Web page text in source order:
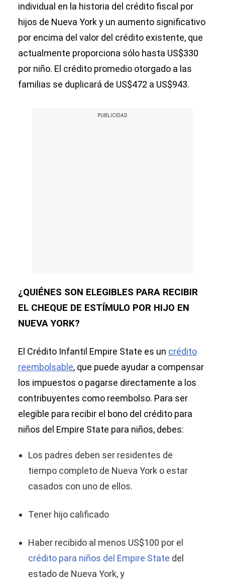
individual en la historia del crédito fiscal por
hijos de Nueva York y un aumento significativo
por encima del valor del crédito existente, que
actualmente proporciona sólo hasta US$330
por niño. El crédito promedio otorgado a las
familias se duplicará de US$472 a US$943.
¿QUIÉNES SON ELEGIBLES PARA RECIBIR
EL CHEQUE DE ESTÍMULO POR HIJO EN
NUEVA YORK?
El Crédito Infantil Empire State es un crédito
reembolsable, que puede ayudar a compensar
los impuestos o pagarse directamente a los
contribuyentes como reembolso. Para ser
elegible para recibir el bono del crédito para
niños del Empire State para niños, debes:
Los padres deben ser residentes de
tiempo completo de Nueva York o estar
casados con uno de ellos.
Tener hijo calificado
Haber recibido al menos US$100 por el
crédito para niños del Empire State del
estado de Nueva York, y